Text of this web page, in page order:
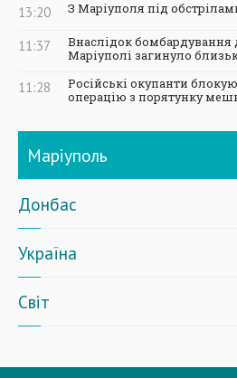
13:20 З Маріуполя під
11:37
Внаслідок бомбардування
Маріуполі загинуло
11:28
Російські окупанти
операцію з порятунку
Маріуполь
Донбас
Україна
Світ